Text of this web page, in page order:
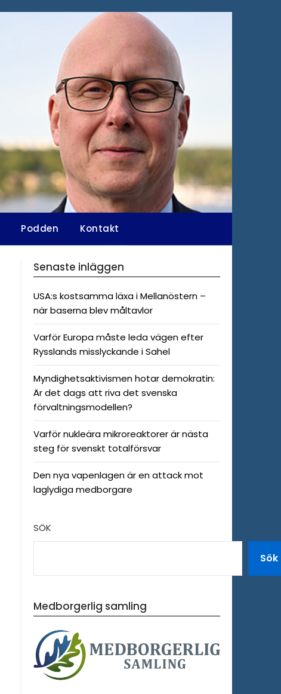
Podden Kontakt
Senaste inläggen
USA:s kostsamma läxa i Mellanöstern –
när baserna blev måltavlor
Varför Europa måste leda vägen efter
Rysslands misslyckande i Sahel
Myndighetsaktivismen hotar demokratin:
Är det dags att riva det svenska
förvaltningsmodellen?
Varför nukleära mikroreaktorer är nästa
steg för svenskt totalförsvar
Den nya vapenlagen är en attack mot
laglydiga medborgare
SÖK
Sök
Medborgerlig samling